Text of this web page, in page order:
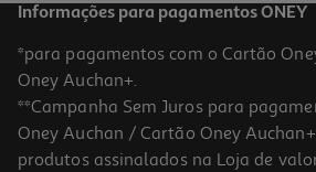
-10%
Informações para pagamentos ONEY
*para pagamentos com o Cartão
Oney Auchan+.
**Campanha Sem Juros para
Oney Auchan / Cartão Oney
produtos assinalados na Loja de